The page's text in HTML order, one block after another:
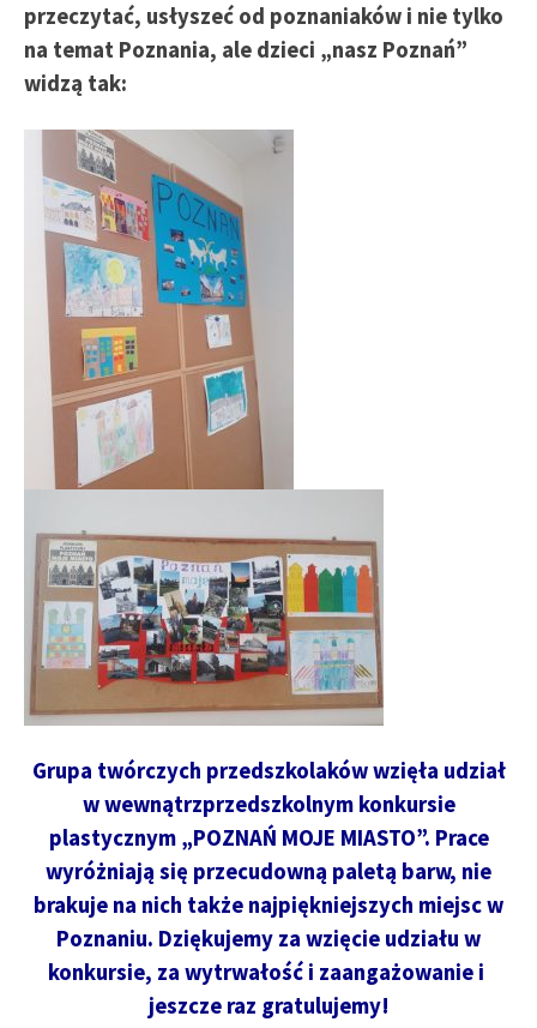
przeczytać, usłyszeć od poznaniaków i nie tylko
na temat Poznania, ale dzieci „nasz Poznań”
widzą tak:
Grupa twórczych przedszkolaków wzięła udział
w wewnątrzprzedszkolnym konkursie
plastycznym „POZNAŃ MOJE MIASTO”. Prace
wyróżniają się przecudowną paletą barw, nie
brakuje na nich także najpiękniejszych miejsc w
Poznaniu. Dziękujemy za wzięcie udziału w
konkursie, za wytrwałość i zaangażowanie i
jeszcze raz gratulujemy!